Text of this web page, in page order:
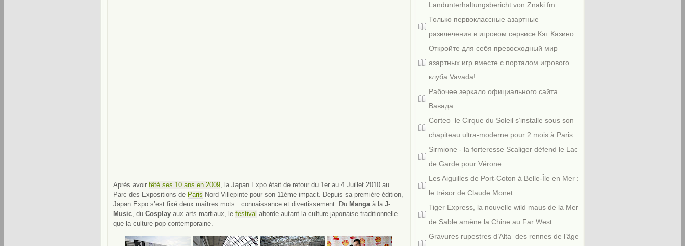
Après avoir fêté ses 10 ans en 2009, la Japan Expo était de retour du 1er au 4 Juillet 2010 au
Parc des Expositions de Paris-Nord Villepinte pour son 11ème impact. Depuis sa première édition,
Japan Expo s’est fixé deux maîtres mots : connaissance et divertissement. Du Mangaà laJ-
Music, du Cosplay aux arts martiaux, le festival aborde autant la culture japonaise traditionnelle
que la culture pop contemporaine.
Landunterhaltungsbericht von Znaki.fm
Только первоклассные азартные
развлечения в игровом сервисе Кэт Казино
Откройте для себя превосходный мир
азартных игр вместе с порталом игрового
клуба Vavada!
Рабочее зеркало официального сайта
Вавада
Corteo–le Cirque du Soleil s’installe sous son
chapiteau ultra-moderne pour 2 mois à Paris
Sirmione - la forteresse Scaliger défend le Lac
de Garde pour Vérone
Les Aiguilles de Port-Coton à Belle-Île en Mer :
le trésor de Claude Monet
Tiger Express, la nouvelle wild maus de la Mer
de Sable amène la Chine au Far West
Gravures rupestres d’Alta–des rennes de l’âge